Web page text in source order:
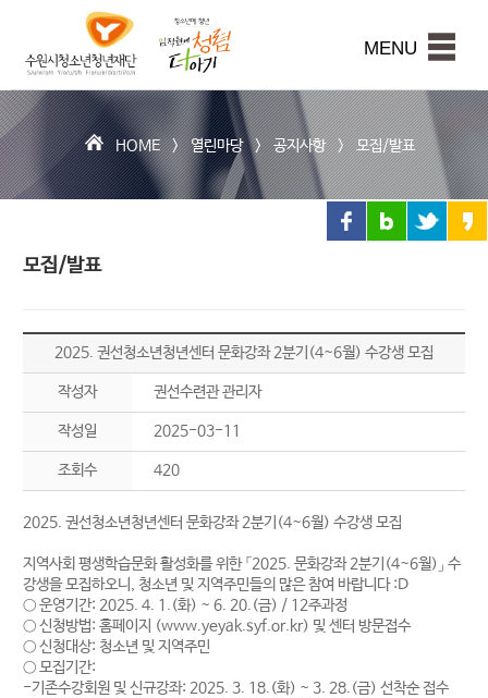
본문내용 바로가기
시
청
소
년
청
년
재
단
MENU
HOME >열린마당>공지사항>모집/발표
모집/발표
2025. 권선청소년청년센터 문화강좌 2분기(4~6월) 수강생 모집
작성자 권선수련관 관리자
작성일 2025-03-11
조회수 420
2025. 권선청소년청년센터 문화강좌 2분기(4~6월) 수강생 모집
지역사회 평생학습문화 활성화를 위한 「2025. 문화강좌 2분기(4~6월)」 수
강생을 모집하오니, 청소년 및 지역주민들의 많은 참여 바랍니다 :D
○ 운영기간: 2025. 4. 1.(화) ~ 6. 20.(금) / 12주과정
○ 신청방법: 홈페이지 (www.yeyak.syf.or.kr) 및 센터 방문접수
○ 신청대상: 청소년 및 지역주민
○ 모집기간:
-기존수강회원 및 신규강좌: 2025. 3. 18.(화) ~ 3. 28.(금) 선착순 접수